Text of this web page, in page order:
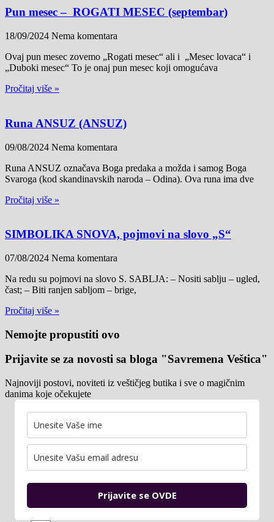
Pun mesec – ROGATI MESEC (septembar)
18/09/2024 Nema komentara
Ovaj pun mesec zovemo „Rogati mesec“ ali i „Mesec lovaca“ i
„Duboki mesec“ To je onaj pun mesec koji omogućava
Pročitaj više »
Runa ANSUZ (ANSUZ)
09/08/2024 Nema komentara
Runa ANSUZ označava Boga predaka a možda i samog Boga
Svaroga (kod skandinavskih naroda – Odina). Ova runa ima dve
Pročitaj više »
SIMBOLIKA SNOVA, pojmovi na slovo „S“
07/08/2024 Nema komentara
Na redu su pojmovi na slovo S. SABLJA: – Nositi sablju – ugled,
čast; – Biti ranjen sabljom – brige,
Pročitaj više »
Nemojte propustiti ovo
Prijavite se za novosti sa bloga "Savremena Veštica"
Najnoviji postovi, noviteti iz veštičjeg butika i sve o magičnim
danima koje očekujete
Prijavite se OVDE